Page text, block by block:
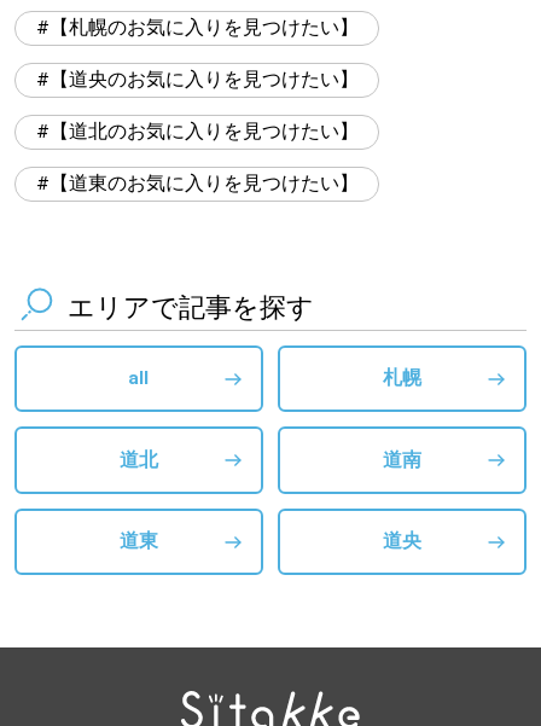
【札幌のお気に入りを見つけたい】
【道央のお気に入りを見つけたい】
【道北のお気に入りを見つけたい】
【道東のお気に入りを見つけたい】
エリアで記事を探す
all 札幌
道北 道南
道東 道央